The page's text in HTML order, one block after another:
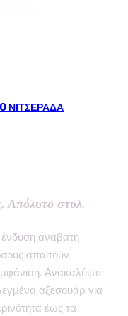
ΝΙΤΣΕΡΑΔΑ
Απόλυτο στυλ.
αναβάτη
απαιτούν
Ανακαλύψτε
αξεσουάρ για
έως τα